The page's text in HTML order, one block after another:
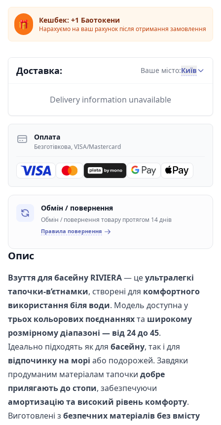
Опис
Взуття для басейну RIVIERA— цеультралегкі
тапочки-в’єтнамки, створені для комфортного
використання біля води. Модель доступна у
трьох кольорових поєднанняхта широкому
розмірному діапазоні — від 24 до 45.
Ідеально підходять як для басейну, так і для
відпочинку на морі або подорожей. Завдяки
продуманим матеріалам тапочки добре
прилягають до стопи, забезпечуючи
амортизацію та високий рівень комфорту.
Виготовлені з безпечних матеріалів без вмісту
🎁 Кешбек: +1 Баотокени
Нарахуємо на ваш рахунок після отримання замовлення
Доставка: Ваше місто:Київ
Delivery information unavailable
Оплата
Безготівкова, VISA/Mastercard
Обмін / повернення
Обмін / повернення товару протягом 14 днів
Правила повернення